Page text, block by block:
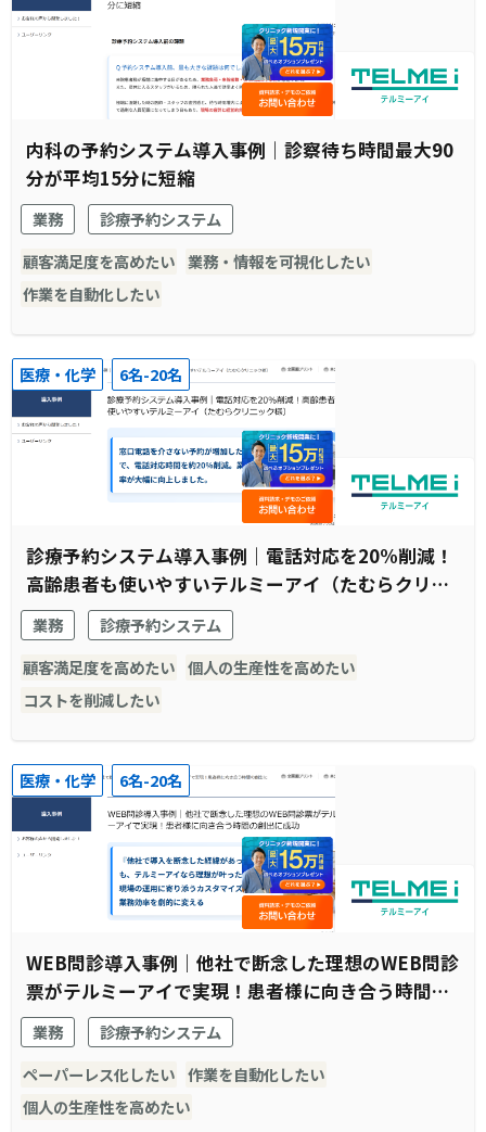
内科の予約システム導入事例｜診察待ち時間最大90
分が平均15分に短縮
業務
診療予約システム
顧客満足度を高めたい 業務・情報を可視化したい
作業を自動化したい
医療・化学 6名-20名
診療予約システム導入事例｜電話対応を20%削減！
高齢患者も使いやすいテルミーアイ（たむらクリニ
ック様）
業務
診療予約システム
顧客満足度を高めたい 個人の生産性を高めたい
コストを削減したい
医療・化学 6名-20名
WEB問診導入事例｜他社で断念した理想のWEB問診
票がテルミーアイで実現！患者様に向き合う時間の
創出に成功
業務
診療予約システム
ペーパーレス化したい 作業を自動化したい
個人の生産性を高めたい